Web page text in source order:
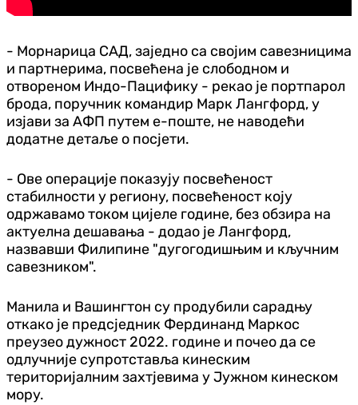
- Морнарица САД, заједно са својим савезницима
и партнерима, посвећена је слободном и
отвореном Индо-Пацифику - рекао је портпарол
брода, поручник командир Марк Лангфорд, у
изјави за АФП путем е-поште, не наводећи
додатне детаље о посјети.
- Ове операције показују посвећеност
стабилности у региону, посвећеност коју
одржавамо током цијеле године, без обзира на
актуелна дешавања - додао је Лангфорд,
назвавши Филипине "дугогодишњим и кључним
савезником".
Манила и Вашингтон су продубили сарадњу
откако је предсједник Фердинанд Маркос
преузео дужност 2022. године и почео да се
одлучније супротставља кинеским
територијалним захтјевима у Јужном кинеском
мору.